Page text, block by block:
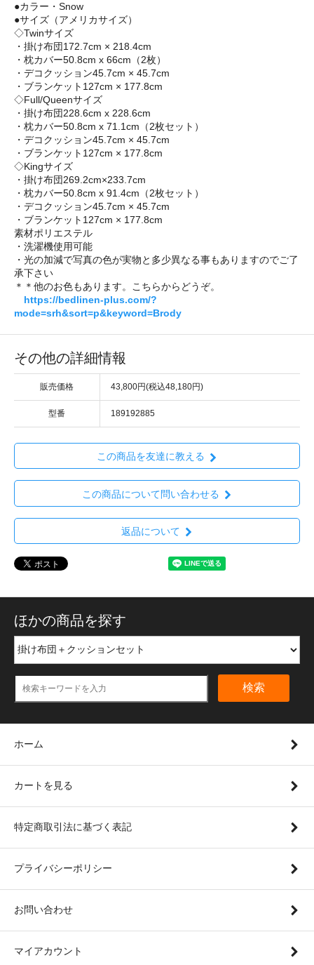
●カラー・Snow
●サイズ（アメリカサイズ）
◇Twinサイズ
・掛け布団172.7cm × 218.4cm
・枕カバー50.8cm x 66cm（2枚）
・デコクッション45.7cm × 45.7cm
・ブランケット127cm × 177.8cm
◇Full/Queenサイズ
・掛け布団228.6cm x 228.6cm
・枕カバー50.8cm x 71.1cm（2枚セット）
・デコクッション45.7cm × 45.7cm
・ブランケット127cm × 177.8cm
◇Kingサイズ
・掛け布団269.2cm×233.7cm
・枕カバー50.8cm x 91.4cm（2枚セット）
・デコクッション45.7cm × 45.7cm
・ブランケット127cm × 177.8cm
素材ポリエステル
・洗濯機使用可能
・光の加減で写真の色が実物と多少異なる事もありますのでご了
承下さい
＊＊他のお色もあります。こちらからどうぞ。
https://bedlinen-plus.com/?
mode=srh&sort=p&keyword=Brody
その他の詳細情報
販売価格 43,800円(税込48,180円)
型番 189192885
この商品を友達に教える
この商品について問い合わせる
返品について
ほかの商品を探す
検索
ホーム
カートを見る
特定商取引法に基づく表記
プライバシーポリシー
お問い合わせ
マイアカウント